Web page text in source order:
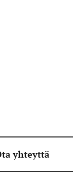
yhteyttä